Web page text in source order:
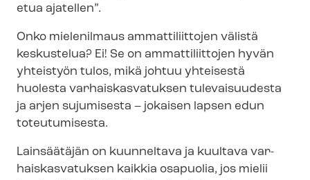
etua ajatellen”.
Onko mielenilmaus ammattiliittojen välistä
keskustelua? Ei! Se on ammattiliittojen hyvän
yhteistyön tulos, mikä johtuu yhteisestä
huolesta var­hais­kas­va­tuk­sen tulevaisuudesta
ja arjen sujumisesta – jokaisen lapsen edun
toteutumisesta.
Lainsäätäjän on kuunneltava ja kuultava var­
hais­kas­va­tuk­sen kaikkia osapuolia, jos mielii